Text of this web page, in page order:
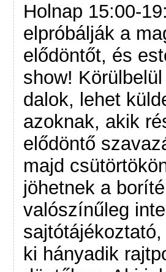
Holnap 15:00-
elpróbálják a
elődöntőt, és
show!
dalok, lehet
azoknak, akik
elődöntő
majd
jöhetnek a
valószínűleg
ki hányadik